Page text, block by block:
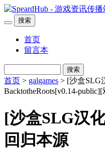
搜索
首页
留言本
搜索
首页 > galgames > [沙盒SLG
BacktotheRoots[v0.14-
[沙盒SLG汉
回归本源